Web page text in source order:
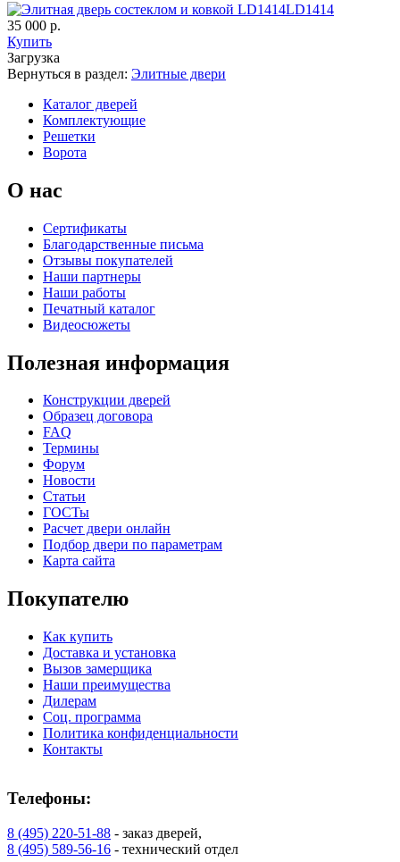
ВЕНГЕ
C71
C73
C76
C78
C80 C81
LD1414
35 000 р.
Купить
Загрузка
Вернуться в раздел: Элитные двери
Каталог дверей
Комплектующие
Решетки
Ворота
О нас
Сертификаты
Благодарственные письма
Отзывы покупателей
Наши партнеры
Наши работы
Печатный каталог
Видеосюжеты
Полезная информация
Конструкции дверей
Образец договора
FAQ
Термины
Форум
Новости
Статьи
ГОСТы
Расчет двери онлайн
Подбор двери по параметрам
Карта сайта
Покупателю
Как купить
Доставка и установка
Вызов замерщика
Наши преимущества
Дилерам
Соц. программа
Политика конфиденциальности
Контакты
Телефоны:
8 (495) 220-51-88 - заказ дверей,
8 (495) 589-56-16 - технический отдел